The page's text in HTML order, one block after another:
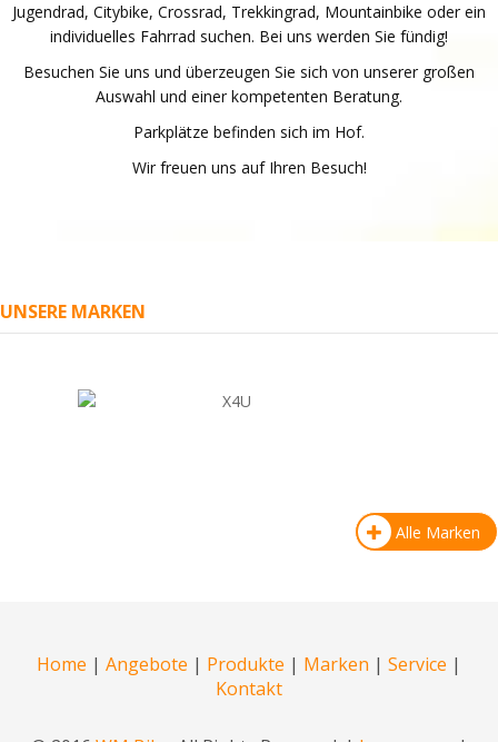
Jugendrad, Citybike, Crossrad, Trekkingrad, Mountainbike oder ein
individuelles Fahrrad suchen. Bei uns werden Sie fündig!
Besuchen Sie uns und überzeugen Sie sich von unserer großen
Auswahl und einer kompetenten Beratung.
Parkplätze befinden sich im Hof.
Wir freuen uns auf Ihren Besuch!
UNSERE MARKEN
Alle Marken
Home | Angebote | Produkte | Marken | Service |
Kontakt